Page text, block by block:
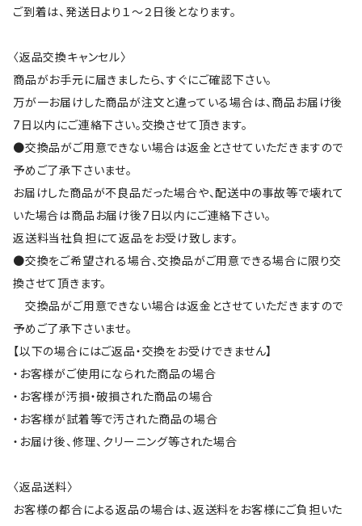
ご到着は、発送日より１～２日後となります。
〈返品交換キャンセル〉
商品がお手元に届きましたら、すぐにご確認下さい。
万が一お届けした商品が注文と違っている場合は、商品お届け後
7日以内にご連絡下さい。交換させて頂きます。
●交換品がご用意できない場合は返金とさせていただきますので
予めご了承下さいませ。
お届けした商品が不良品だった場合や、配送中の事故等で壊れて
いた場合は商品お届け後7日以内にご連絡下さい。
返送料当社負担にて返品をお受け致します。
●交換をご希望される場合、交換品がご用意できる場合に限り交
換させて頂きます。
交換品がご用意できない場合は返金とさせていただきますので
予めご了承下さいませ。
【以下の場合にはご返品・交換をお受けできません】
・お客様がご使用になられた商品の場合
・お客様が汚損・破損された商品の場合
・お客様が試着等で汚された商品の場合
・お届け後、修理、クリーニング等された場合
〈返品送料〉
お客様の都合による返品の場合は、返送料をお客様にご負担いた